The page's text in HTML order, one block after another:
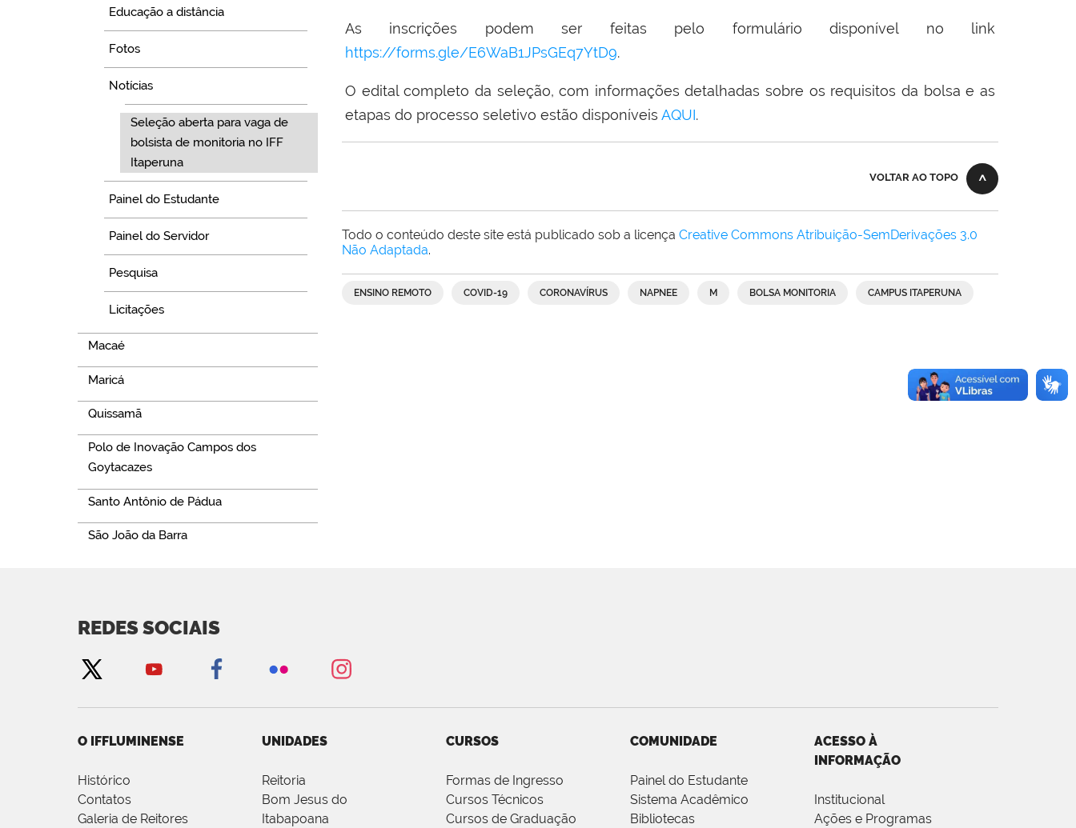
Educação a distância
Fotos
Notícias
Seleção aberta para vaga de
bolsista de monitoria no IFF
Itaperuna
Painel do Estudante
Painel do Servidor
Pesquisa
Licitações
Macaé
Maricá
Quissamã
Polo de Inovação Campos dos
Goytacazes
Santo Antônio de Pádua
São João da Barra
As inscrições podem ser feitas pelo formulário disponível no link
https://forms.gle/E6WaB1JPsGEq7YtD9.
O edital completo da seleção, com informações detalhadas sobre os requisitos da bolsa e as
etapas do processo seletivo estão disponíveis AQUI.
VOLTAR AO TOPO
Todo o conteúdo deste site está publicado sob a licença Creative Commons Atribuição-SemDerivações 3.0
Não Adaptada.
ENSINO REMOTO COVID-19 CORONAVÍRUS NAPNEE M BOLSA MONITORIA CAMPUS ITAPERUNA
REDES SOCIAIS
O IFFLUMINENSE
Histórico
Contatos
Galeria de Reitores
UNIDADES
Reitoria
Bom Jesus do
Itabapoana
CURSOS
Formas de Ingresso
Cursos Técnicos
Cursos de Graduação
COMUNIDADE
Painel do Estudante
Sistema Acadêmico
Bibliotecas
ACESSO À
INFORMAÇÃO
Institucional
Ações e Programas